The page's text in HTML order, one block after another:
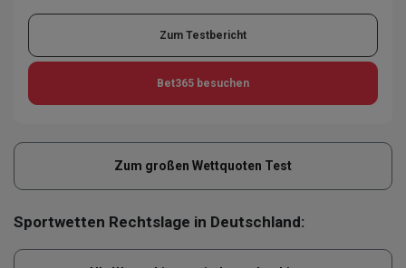
Zum Testbericht
Bet365 besuchen
Zum großen Wettquoten Test
Sportwetten Rechtslage in Deutschland: